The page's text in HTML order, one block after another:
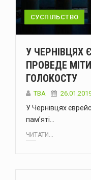
СУСПІЛЬСТВО
У ЧЕРНІВЦЯХ
ПРОВЕДЕ
ГОЛОКОСТУ
TBA
У Чернівцях
пам’яті…
ЧИТАТИ...